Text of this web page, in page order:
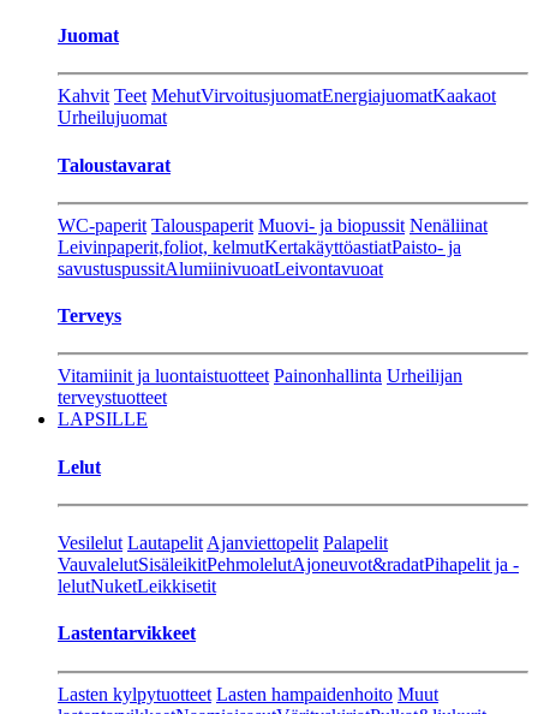
Juomat
Kahvit Teet MehutVirvoitusjuomatEnergiajuomatKaakaot
Urheilujuomat
Taloustavarat
WC-paperit Talouspaperit Muovi- ja biopussit Nenäliinat
Leivinpaperit,foliot, kelmutKertakäyttöastiatPaisto- ja
savustuspussitAlumiinivuoatLeivontavuoat
Terveys
Vitamiinit ja luontaistuotteet Painonhallinta Urheilijan
terveystuotteet
LAPSILLE
Lelut
Vesilelut Lautapelit Ajanviettopelit Palapelit
VauvalelutSisäleikitPehmolelutAjoneuvot&radatPihapelit ja -
lelutNuketLeikkisetit
Lastentarvikkeet
Lasten kylpytuotteet Lasten hampaidenhoito Muut